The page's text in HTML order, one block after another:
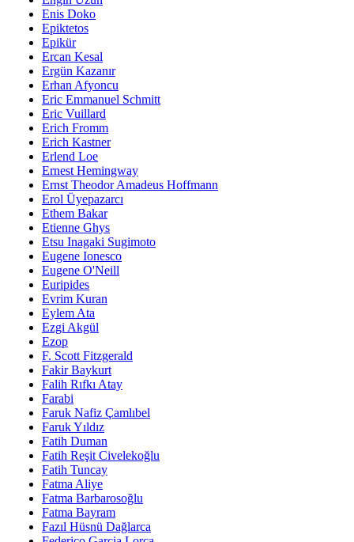
Enis Doko
Epiktetos
Epikür
Ercan Kesal
Ergün Kazanır
Erhan Afyoncu
Eric Emmanuel Schmitt
Eric Vuillard
Erich Fromm
Erich Kastner
Erlend Loe
Ernest Hemingway
Ernst Theodor Amadeus Hoffmann
Erol Üyepazarcı
Ethem Bakar
Etienne Ghys
Etsu Inagaki Sugimoto
Eugene Ionesco
Eugene O'Neill
Euripides
Evrim Kuran
Eylem Ata
Ezgi Akgül
Ezop
F. Scott Fitzgerald
Fakir Baykurt
Falih Rıfkı Atay
Farabi
Faruk Nafiz Çamlıbel
Faruk Yıldız
Fatih Duman
Fatih Reşit Civelekoğlu
Fatih Tuncay
Fatma Aliye
Fatma Barbarosoğlu
Fatma Bayram
Fazıl Hüsnü Dağlarca